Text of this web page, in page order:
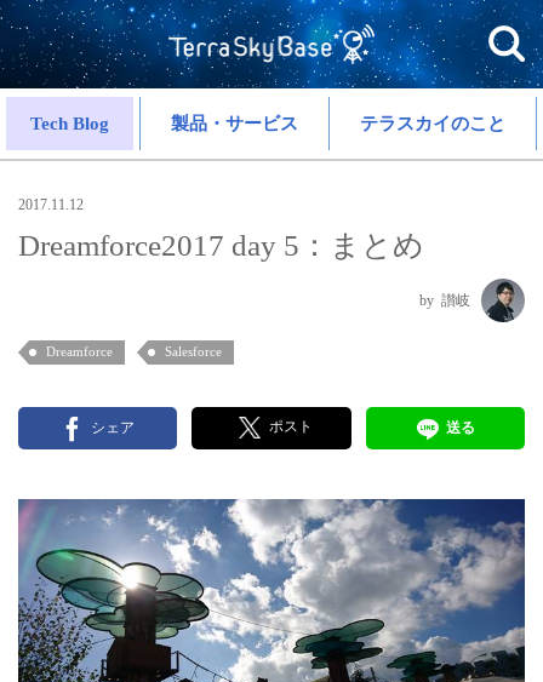
Tech Blog 製品・サービス テラスカイのこと
2017.11.12
Dreamforce2017 day 5：まとめ
讃岐
Dreamforce Salesforce
シェア ポスト 送る